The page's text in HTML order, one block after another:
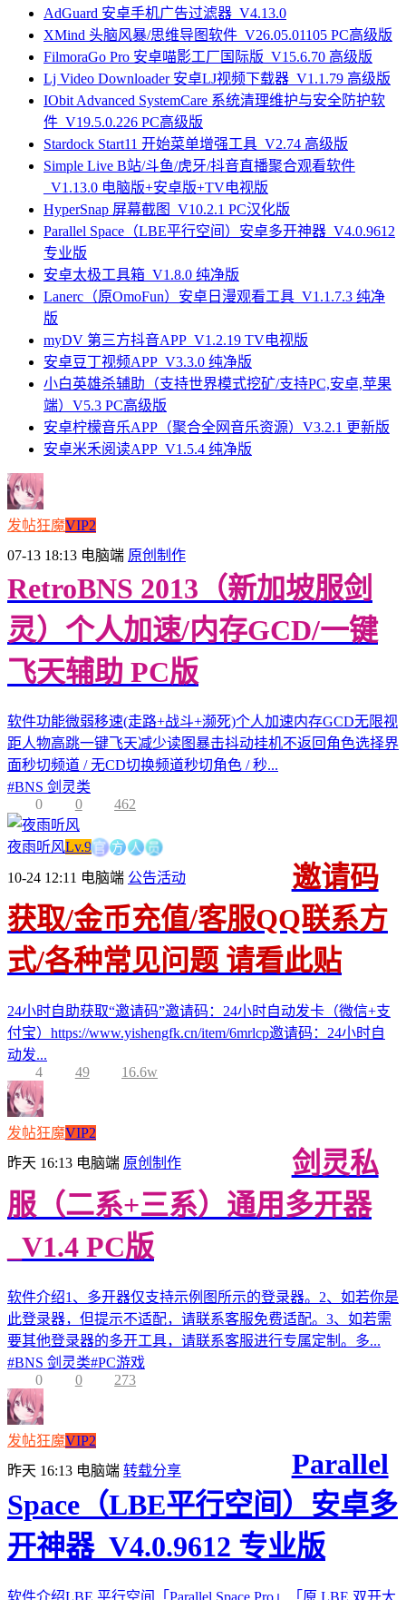
AdGuard 安卓手机广告过滤器_V4.13.0
XMind 头脑风暴/思维导图软件_V26.05.01105 PC高级版
FilmoraGo Pro 安卓喵影工厂国际版_V15.6.70 高级版
Lj Video Downloader 安卓LJ视频下载器_V1.1.79 高级版
IObit Advanced SystemCare 系统清理维护与安全防护软
件_V19.5.0.226 PC高级版
Stardock Start11 开始菜单增强工具_V2.74 高级版
Simple Live B站/斗鱼/虎牙/抖音直播聚合观看软件
_V1.13.0 电脑版+安卓版+TV电视版
HyperSnap 屏幕截图_V10.2.1 PC汉化版
Parallel Space（LBE平行空间）安卓多开神器_V4.0.9612
专业版
安卓太极工具箱_V1.8.0 纯净版
Lanerc（原OmoFun）安卓日漫观看工具_V1.1.7.3 纯净
版
myDV 第三方抖音APP_V1.2.19 TV电视版
安卓豆丁视频APP_V3.3.0 纯净版
小白英雄杀辅助（支持世界模式挖矿/支持PC,安卓,苹果
端）V5.3 PC高级版
安卓柠檬音乐APP（聚合全网音乐资源）V3.2.1 更新版
安卓米禾阅读APP_V1.5.4 纯净版
发帖狂魔VIP2
07-13 18:13 电脑端 原创制作
RetroBNS 2013（新加坡服剑
灵）个人加速/内存GCD/一键
飞天辅助 PC版
软件功能微弱移速(走路+战斗+濒死)个人加速内存GCD无限视
距人物高跳一键飞天减少读图暴击抖动挂机不返回角色选择界
面秒切频道 / 无CD切换频道秒切角色 / 秒...
#BNS 剑灵类
0
0 462
夜雨听风Lv.9官方人 员
10-24 12:11 电脑端 公告活动
邀请码
获取/金币充值/客服QQ联系方
式/各种常见问题 请看此贴
24小时自助获取“邀请码”邀请码：24小时自动发卡（微信+支
付宝）https://www.yishengfk.cn/item/6mrlcp邀请码：24小时自
动发...
4
49 16.6w
发帖狂魔VIP2
昨天 16:13 电脑端 原创制作
剑灵私
服（二系+三系）通用多开器
_V1.4 PC版
软件介绍1、多开器仅支持示例图所示的登录器。2、如若你是
此登录器，但提示不适配，请联系客服免费适配。3、如若需
要其他登录器的多开工具，请联系客服进行专属定制。多...
#BNS 剑灵类#PC游戏
0
0 273
发帖狂魔VIP2
昨天 16:13 电脑端 转载分享
Parallel
Space（LBE平行空间）安卓多
开神器_V4.0.9612 专业版
软件介绍LBE 平行空间「Parallel Space Pro」「原 LBE 双开大